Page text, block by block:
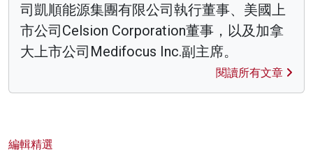
司凱順能源集團有限公司執行董事、美國上
市公司Celsion Corporation董事，以及加拿
大上市公司Medifocus Inc.副主席。
閱讀所有文章
編輯精選